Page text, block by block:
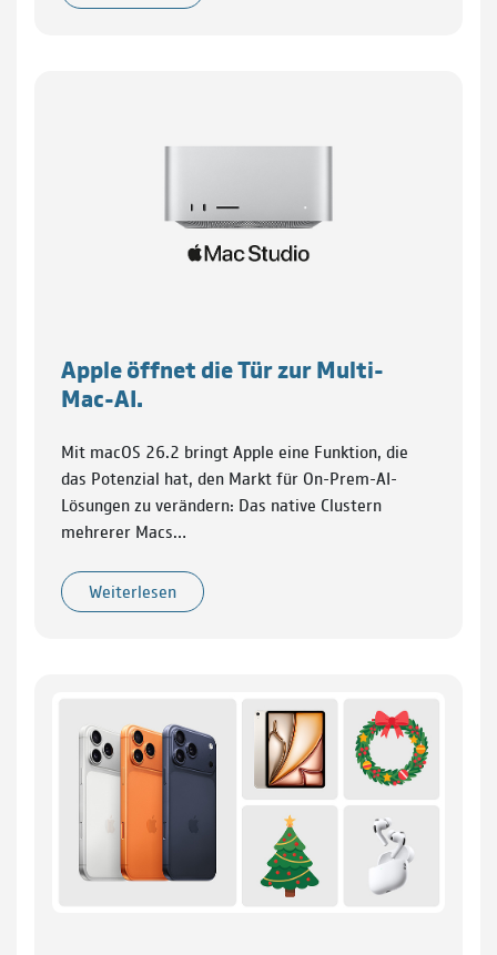
Apple öffnet die Tür zur Multi-
Mac-AI.
Mit macOS 26.2 bringt Apple eine Funktion, die
das Potenzial hat, den Markt für On-Prem-AI-
Lösungen zu verändern: Das native Clustern
mehrerer Macs…
Weiterlesen